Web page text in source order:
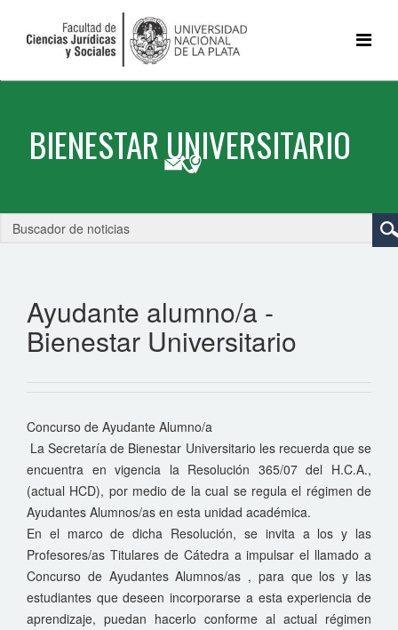
Ayudante alumno/a -
Bienestar Universitario
Concurso de Ayudante Alumno/a
La Secretaría de Bienestar Universitario les recuerda que se
encuentra en vigencia la Resolución 365/07 del H.C.A.,
(actual HCD), por medio de la cual se regula el régimen de
Ayudantes Alumnos/as en esta unidad académica.
En el marco de dicha Resolución, se invita a los y las
Profesores/as Titulares de Cátedra a impulsar el llamado a
Concurso de Ayudantes Alumnos/as , para que los y las
estudiantes que deseen incorporarse a esta experiencia de
aprendizaje, puedan hacerlo conforme al actual régimen